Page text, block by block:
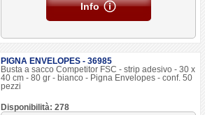
Info
PIGNA ENVELOPES - 36985
Busta a sacco Competitor FSC - strip adesivo - 30 x
40 cm - 80 gr - bianco - Pigna Envelopes - conf. 50
pezzi
Disponibilità: 278